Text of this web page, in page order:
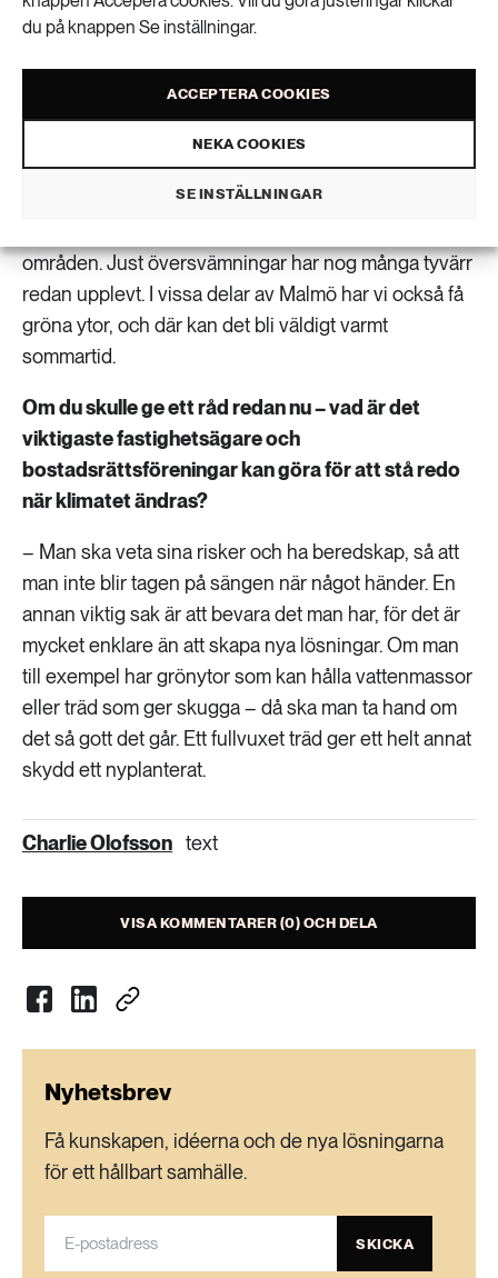
du på knappen Se inställningar.
ACCEPTERA COOKIES
NEKA COOKIES
SE INSTÄLLNINGAR
– Vi ska anställa en rådgivare efter sommaren, men
verksamheten. Vi ser att särskilt de lite mindre
ha hjälp att förstå vilka riskerna egentligen är. De vill
ha hjälp att tolka underlagen som vi erbjuder från
kommunen. Vi har till exempel värmekartor och
områden. Just översvämningar har nog många tyvärr
redan upplevt. I vissa delar av Malmö har vi också få
gröna ytor, och där kan det bli väldigt varmt
sommartid.
Om du skulle ge ett råd redan nu – vad är det
viktigaste fastighetsägare och
bostadsrättsföreningar kan göra för att stå redo
när klimatet ändras?
– Man ska veta sina risker och ha beredskap, så att
man inte blir tagen på sängen när något händer. En
annan viktig sak är att bevara det man har, för det är
mycket enklare än att skapa nya lösningar. Om man
till exempel har grönytor som kan hålla vattenmassor
eller träd som ger skugga – då ska man ta hand om
det så gott det går. Ett fullvuxet träd ger ett helt annat
skydd ett nyplanterat.
Charlie Olofsson text
VISA KOMMENTARER (0) OCH DELA
Nyhetsbrev
Få kunskapen, idéerna och de nya lösningarna
för ett hållbart samhälle.
SKICKA